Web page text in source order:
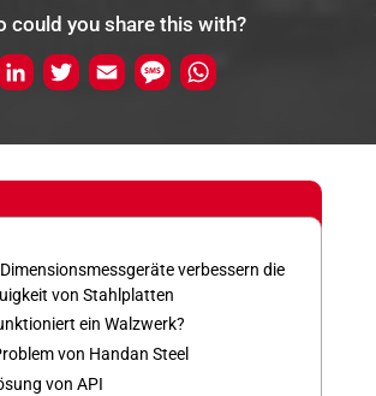
could you share this with?
L
n
k
e
I
n
T
i
t
t
r
E
a
i
l
M
s
s
a
a
t
s
Dimensionsmessgeräte verbessern die
von Stahlplatten
ein Walzwerk?
von Handan Steel
von API